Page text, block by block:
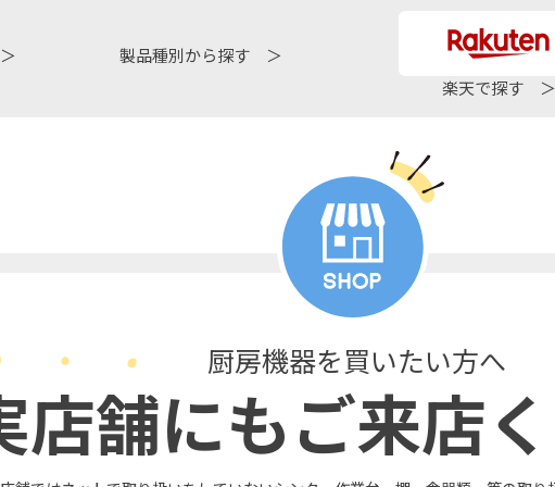
製品種別から探す ＞
楽天で探す ＞
厨房機器を買いたい方へ
店舗にもご来店